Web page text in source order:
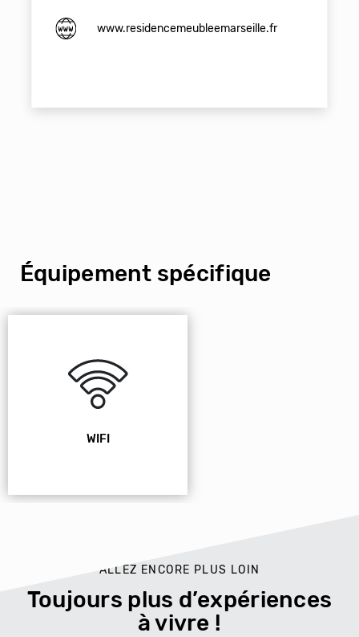
www.residencemeubleemarseille.fr
Équipement spécifique
WIFI
ALLEZ ENCORE PLUS LOIN
Toujours plus d’expériences
à vivre !